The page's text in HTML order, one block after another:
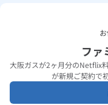
ファ
大阪ガスが2ヶ月分のNetflix
が新規ご契約で